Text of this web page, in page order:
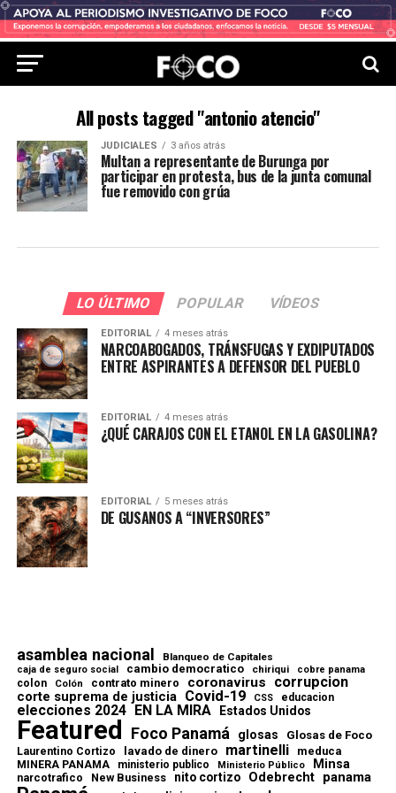
All posts tagged "antonio atencio"
JUDICIALES 3 años atrás
Multan a representante de Burunga por
participar en protesta, bus de la junta comunal
fue removido con grúa
LO ÚLTIMO POPULAR VÍDEOS
EDITORIAL 4 meses atrás
NARCOABOGADOS, TRÁNSFUGAS Y EXDIPUTADOS
ENTRE ASPIRANTES A DEFENSOR DEL PUEBLO
EDITORIAL 4 meses atrás
¿QUÉ CARAJOS CON EL ETANOL EN LA GASOLINA?
EDITORIAL 5 meses atrás
DE GUSANOS A “INVERSORES”
asamblea nacional Blanqueo de Capitales
caja de seguro social cambio democratico chiriqui cobre panama
colon Colón contrato minero coronavirus corrupcion
corte suprema de justicia Covid-19 CSS educacion
elecciones 2024 EN LA MIRA Estados Unidos
Featured Foco Panamá glosas Glosas de Foco
Laurentino Cortizo lavado de dinero martinelli meduca
MINERA PANAMA ministerio publico Ministerio Público Minsa
narcotrafico New Business nito cortizo Odebrecht panama